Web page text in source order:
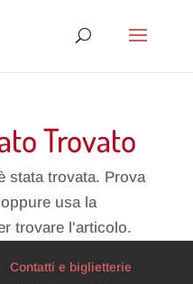
Trovato
stata trovata. Prova
usa la
trovare l'articolo.
Contatti e biglietterie